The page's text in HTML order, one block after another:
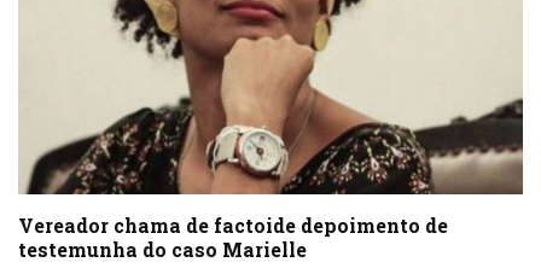
Vereador chama de factoide depoimento de
testemunha do caso Marielle